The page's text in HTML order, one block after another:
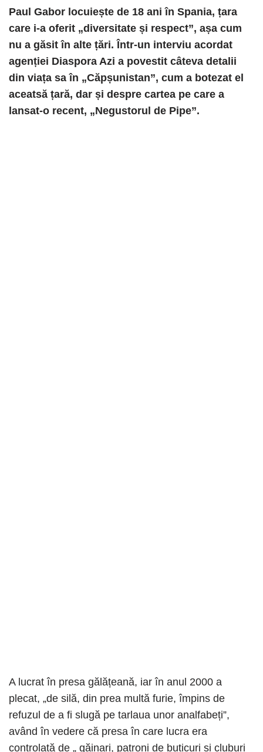
Paul Gabor locuiește de 18 ani în Spania, țara
care i-a oferit „diversitate și respect”, așa cum
nu a găsit în alte țări. Într-un interviu acordat
agenției Diaspora Azi a povestit câteva detalii
din viața sa în „Căpșunistan”, cum a botezat el
aceatsă țară, dar și despre cartea pe care a
lansat-o recent, „Negustorul de Pipe”.
A lucrat în presa gălățeană, iar în anul 2000 a
plecat, „de silă, din prea multă furie, împins de
refuzul de a fi slugă pe tarlaua unor analfabeți”,
având în vedere că presa în care lucra era
controlată de „ găinari, patroni de buticuri și cluburi